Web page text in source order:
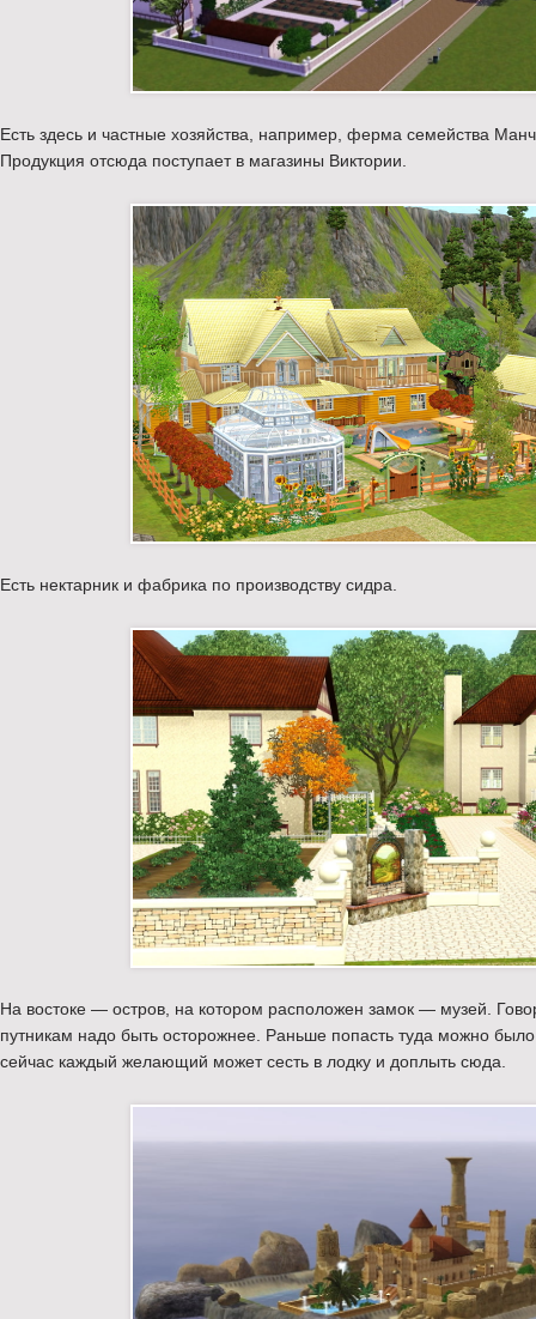
Есть здесь и частные хозяйства, например, ферма семейства
Продукция отсюда поступает в магазины Виктории.
Есть нектарник и фабрика по производству сидра.
На востоке — остров, на котором расположен замок — музей.
путникам надо быть осторожнее. Раньше попасть туда можно
сейчас каждый желающий может сесть в лодку и доплыть сюда.